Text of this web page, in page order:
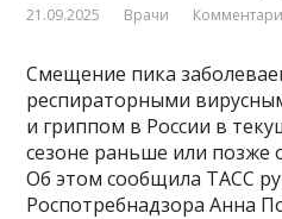
21.09.2025 Врачи
Смещение пика
респираторными
и гриппом в России в
сезоне раньше или позже
Об этом сообщила ТАСС
Роспотребнадзора Анна